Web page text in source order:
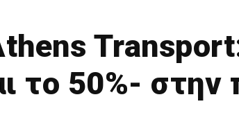
το 50%-